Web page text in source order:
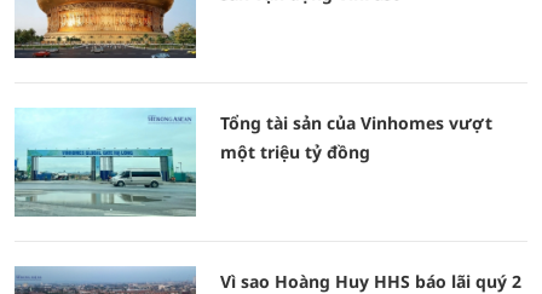
Tổng tài sản của Vinhomes vượt
một triệu tỷ đồng
Vì sao Hoàng Huy HHS báo lãi quý 2